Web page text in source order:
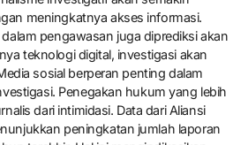
dan prediksi untuk
di
depan?